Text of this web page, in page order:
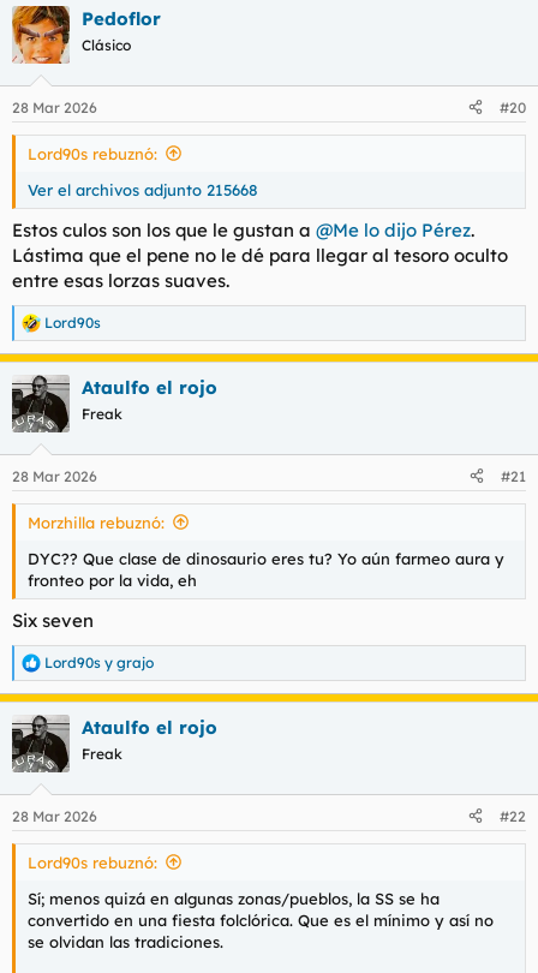
Pedoflor
Clásico
28 Mar 2026 #20
Lord90s rebuznó:
Ver el archivos adjunto 215668
Estos culos son los que le gustan a @Me lo dijo Pérez.
Lástima que el pene no le dé para llegar al tesoro oculto
entre esas lorzas suaves.
R
e
a
c
c
i
e
s
Lord90s
Ataulfo el rojo
Freak
28 Mar 2026 #21
Morzhilla rebuznó:
DYC?? Que clase de dinosaurio eres tu? Yo aún farmeo aura y
fronteo por la vida, eh
Six seven
R
e
a
c
c
i
e
s
Lord90s y grajo
Ataulfo el rojo
Freak
28 Mar 2026 #22
Lord90s rebuznó:
Sí; menos quizá en algunas zonas/pueblos, la SS se ha
convertido en una fiesta folclórica. Que es el mínimo y así no
se olvidan las tradiciones.